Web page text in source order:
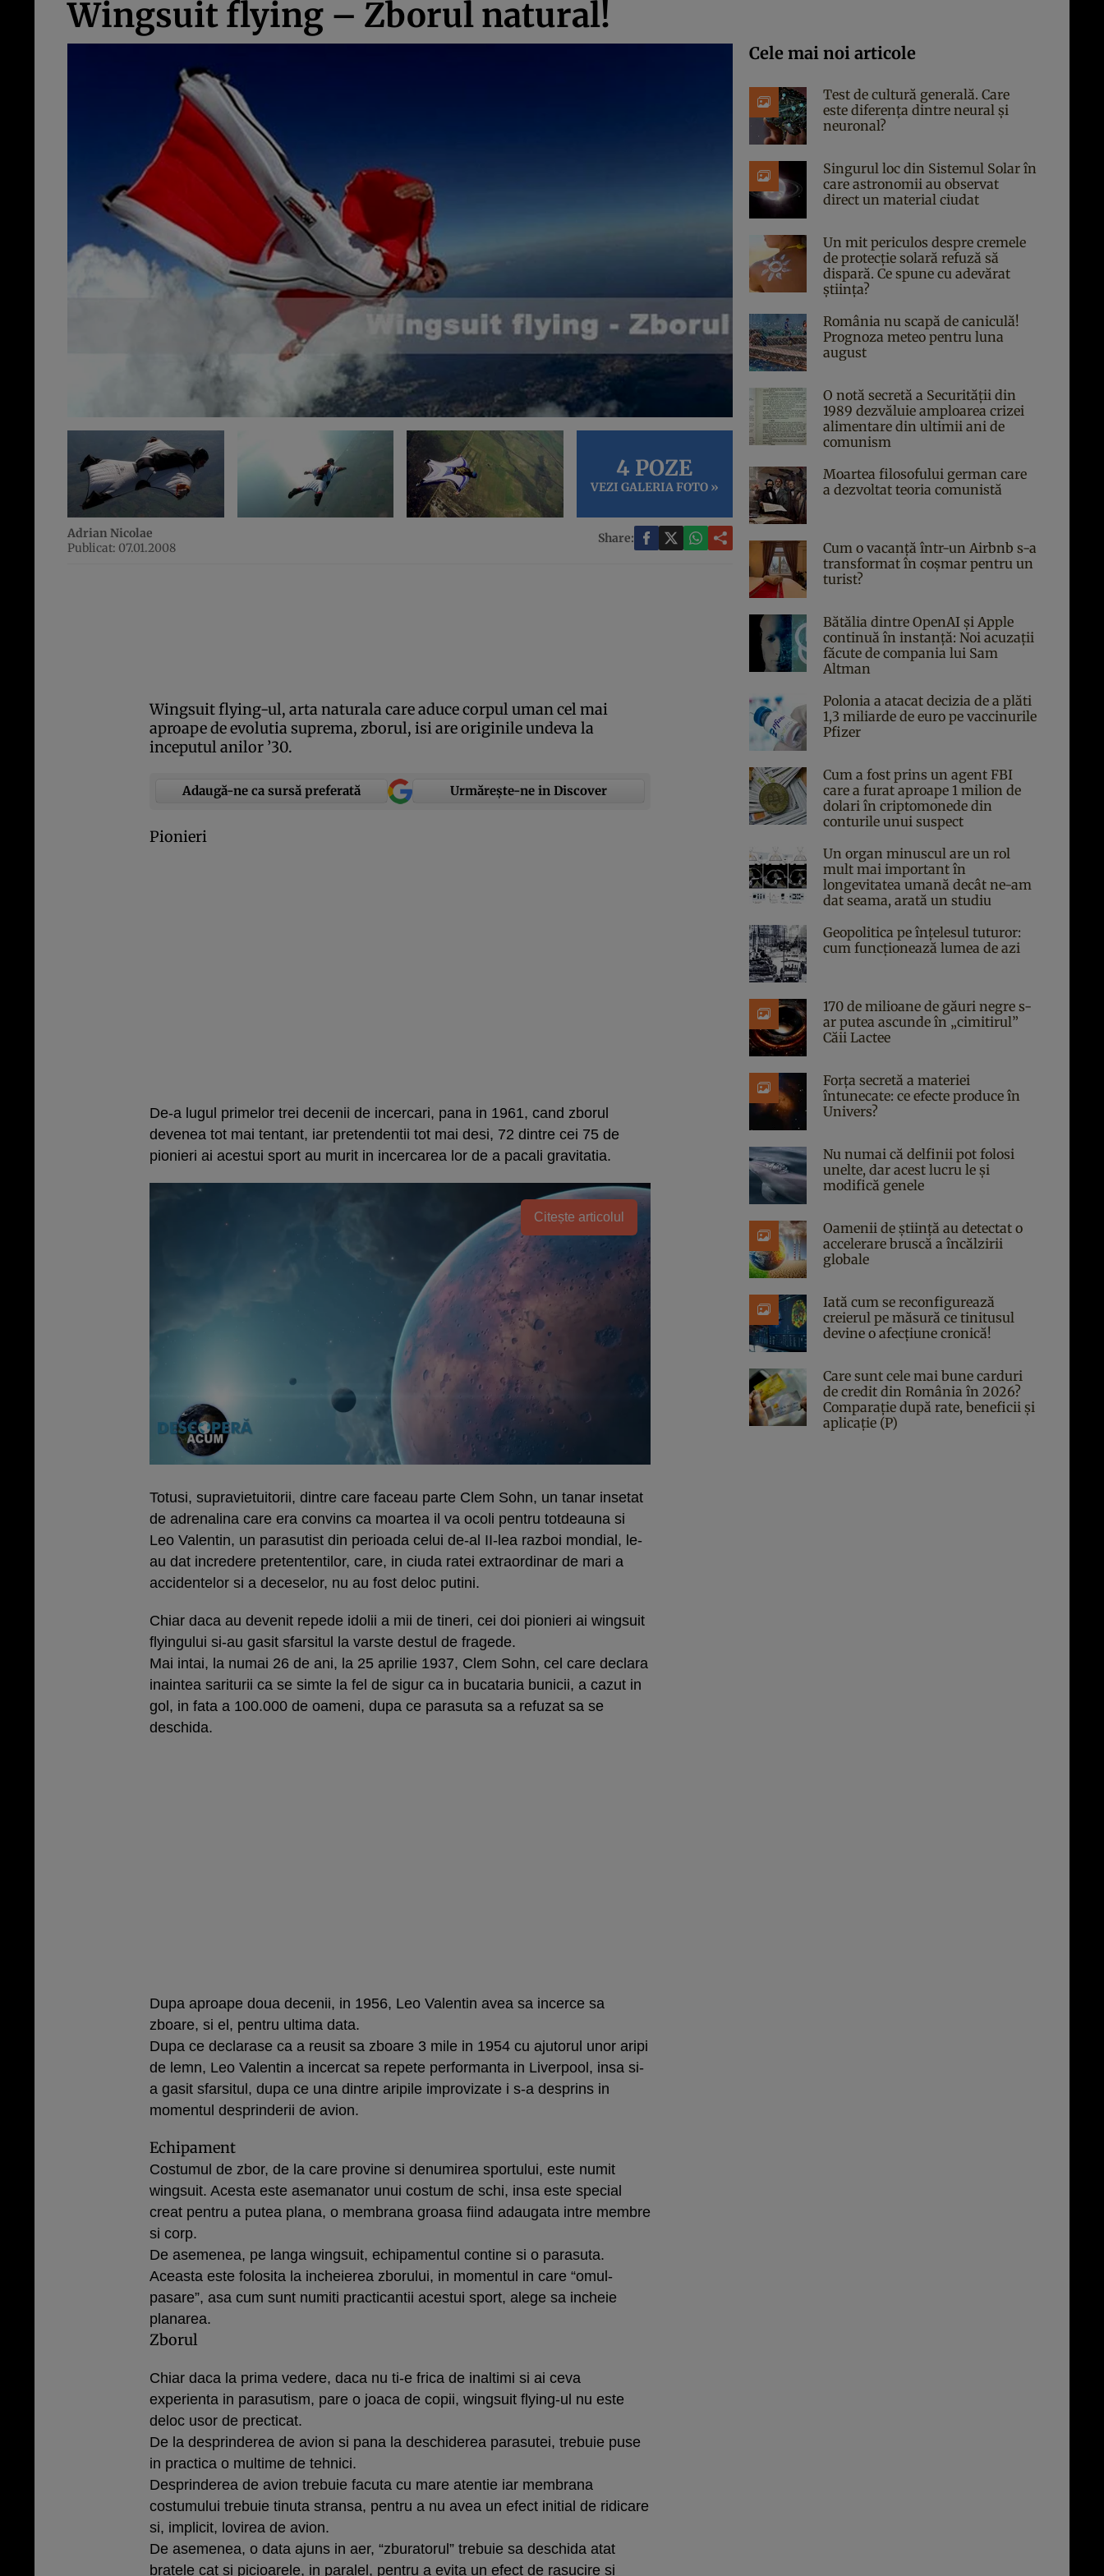
Wingsuit flying – Zborul natural!
4 POZE
VEZI GALERIA FOTO »
Adrian Nicolae
Publicat: 07.01.2008
Share:
Wingsuit flying-ul, arta naturala care aduce corpul uman cel mai
aproape de evolutia suprema, zborul, isi are originile undeva la
inceputul anilor ’30.
Adaugă-ne ca sursă preferată Urmărește-ne in Discover
Pionieri
De-a lugul primelor trei decenii de incercari, pana in 1961, cand zborul
devenea tot mai tentant, iar pretendentii tot mai desi, 72 dintre cei 75 de
pionieri ai acestui sport au murit in incercarea lor de a pacali gravitatia.
Citește articolul
Totusi, supravietuitorii, dintre care faceau parte Clem Sohn, un tanar insetat
de adrenalina care era convins ca moartea il va ocoli pentru totdeauna si
Leo Valentin, un parasutist din perioada celui de-al II-lea razboi mondial, le-
au dat incredere pretententilor, care, in ciuda ratei extraordinar de mari a
accidentelor si a deceselor, nu au fost deloc putini.
Chiar daca au devenit repede idolii a mii de tineri, cei doi pionieri ai wingsuit
flyingului si-au gasit sfarsitul la varste destul de fragede.
Mai intai, la numai 26 de ani, la 25 aprilie 1937, Clem Sohn, cel care declara
inaintea sariturii ca se simte la fel de sigur ca in bucataria bunicii, a cazut in
gol, in fata a 100.000 de oameni, dupa ce parasuta sa a refuzat sa se
deschida.
Dupa aproape doua decenii, in 1956, Leo Valentin avea sa incerce sa
zboare, si el, pentru ultima data.
Dupa ce declarase ca a reusit sa zboare 3 mile in 1954 cu ajutorul unor aripi
de lemn, Leo Valentin a incercat sa repete performanta in Liverpool, insa si-
a gasit sfarsitul, dupa ce una dintre aripile improvizate i s-a desprins in
momentul desprinderii de avion.
Echipament
Costumul de zbor, de la care provine si denumirea sportului, este numit
wingsuit. Acesta este asemanator unui costum de schi, insa este special
creat pentru a putea plana, o membrana groasa fiind adaugata intre membre
si corp.
De asemenea, pe langa wingsuit, echipamentul contine si o parasuta.
Aceasta este folosita la incheierea zborului, in momentul in care “omul-
pasare”, asa cum sunt numiti practicantii acestui sport, alege sa incheie
planarea.
Zborul
Chiar daca la prima vedere, daca nu ti-e frica de inaltimi si ai ceva
experienta in parasutism, pare o joaca de copii, wingsuit flying-ul nu este
deloc usor de precticat.
De la desprinderea de avion si pana la deschiderea parasutei, trebuie puse
in practica o multime de tehnici.
Desprinderea de avion trebuie facuta cu mare atentie iar membrana
costumului trebuie tinuta stransa, pentru a nu avea un efect initial de ridicare
si, implicit, lovirea de avion.
De asemenea, o data ajuns in aer, “zburatorul” trebuie sa deschida atat
bratele cat si picioarele, in paralel, pentru a evita un efect de rasucire si
Cele mai noi articole
Test de cultură generală. Care
este diferența dintre neural și
neuronal?
Singurul loc din Sistemul Solar în
care astronomii au observat
direct un material ciudat
Un mit periculos despre cremele
de protecție solară refuză să
dispară. Ce spune cu adevărat
știința?
România nu scapă de caniculă!
Prognoza meteo pentru luna
august
O notă secretă a Securității din
1989 dezvăluie amploarea crizei
alimentare din ultimii ani de
comunism
Moartea filosofului german care
a dezvoltat teoria comunistă
Cum o vacanță într-un Airbnb s-a
transformat în coșmar pentru un
turist?
Bătălia dintre OpenAI și Apple
continuă în instanță: Noi acuzații
făcute de compania lui Sam
Altman
Polonia a atacat decizia de a plăti
1,3 miliarde de euro pe vaccinurile
Pfizer
Cum a fost prins un agent FBI
care a furat aproape 1 milion de
dolari în criptomonede din
conturile unui suspect
Un organ minuscul are un rol
mult mai important în
longevitatea umană decât ne-am
dat seama, arată un studiu
Geopolitica pe înțelesul tuturor:
cum funcționează lumea de azi
170 de milioane de găuri negre s-
ar putea ascunde în „cimitirul”
Căii Lactee
Forța secretă a materiei
întunecate: ce efecte produce în
Univers?
Nu numai că delfinii pot folosi
unelte, dar acest lucru le și
modifică genele
Oamenii de știință au detectat o
accelerare bruscă a încălzirii
globale
Iată cum se reconfigurează
creierul pe măsură ce tinitusul
devine o afecțiune cronică!
Care sunt cele mai bune carduri
de credit din România în 2026?
Comparație după rate, beneficii și
aplicație (P)